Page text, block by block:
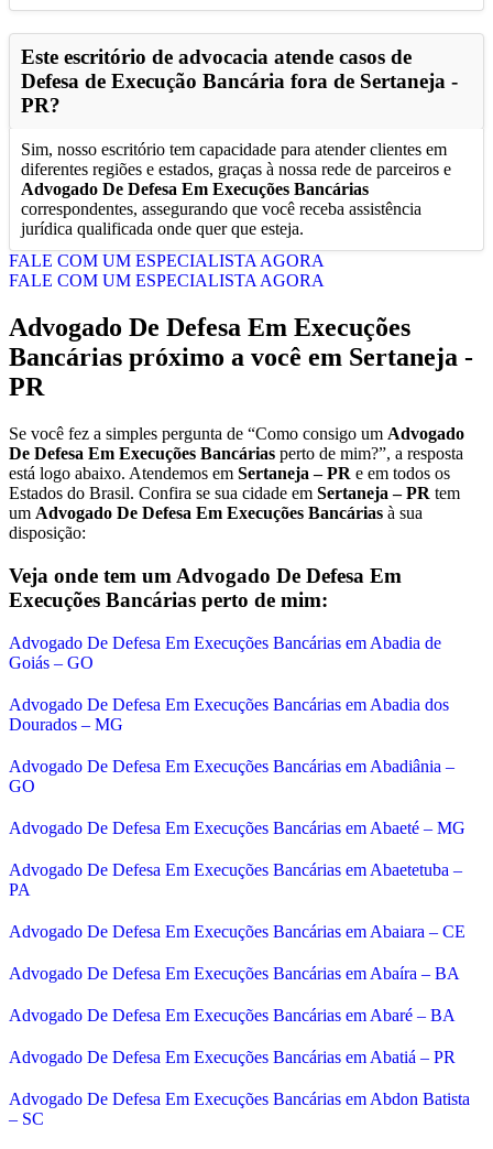
Este escritório de advocacia atende casos de
Defesa de Execução Bancária fora de Sertaneja -
PR?
Sim, nosso escritório tem capacidade para atender clientes em
diferentes regiões e estados, graças à nossa rede de parceiros e
Advogado De Defesa Em Execuções Bancárias
correspondentes, assegurando que você receba assistência
jurídica qualificada onde quer que esteja.
FALE COM UM ESPECIALISTA AGORA
FALE COM UM ESPECIALISTA AGORA
Advogado De Defesa Em Execuções
Bancárias próximo a você em Sertaneja -
PR
Se você fez a simples pergunta de “Como consigo um Advogado
De Defesa Em Execuções Bancárias perto de mim?”, a resposta
está logo abaixo. Atendemos em Sertaneja – PR e em todos os
Estados do Brasil. Confira se sua cidade em Sertaneja – PR tem
um Advogado De Defesa Em Execuções Bancárias à sua
disposição:
Veja onde tem um Advogado De Defesa Em
Execuções Bancárias perto de mim:
Advogado De Defesa Em Execuções Bancárias em Abadia de
Goiás – GO
Advogado De Defesa Em Execuções Bancárias em Abadia dos
Dourados – MG
Advogado De Defesa Em Execuções Bancárias em Abadiânia –
GO
Advogado De Defesa Em Execuções Bancárias em Abaeté – MG
Advogado De Defesa Em Execuções Bancárias em Abaetetuba –
PA
Advogado De Defesa Em Execuções Bancárias em Abaiara – CE
Advogado De Defesa Em Execuções Bancárias em Abaíra – BA
Advogado De Defesa Em Execuções Bancárias em Abaré – BA
Advogado De Defesa Em Execuções Bancárias em Abatiá – PR
Advogado De Defesa Em Execuções Bancárias em Abdon Batista
– SC